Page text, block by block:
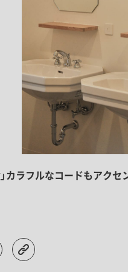
」カラフルなコードもアクセ